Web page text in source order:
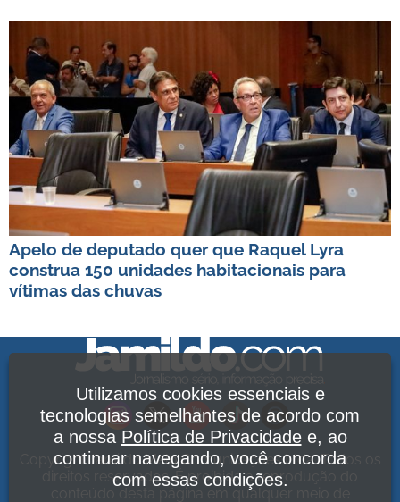
Apelo de deputado quer que Raquel Lyra
construa 150 unidades habitacionais para
vítimas das chuvas
Copyright Jamildo Melo Comunicações Ltda. Todos os
direitos reservados. É proibida a reprodução do
conteúdo desta página em qualquer meio de
Utilizamos cookies essenciais e
tecnologias semelhantes de acordo com
a nossa Política de Privacidadee, ao
continuar navegando, você concorda
com essas condições.